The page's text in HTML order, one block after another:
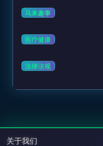
马来趣事
医疗健康
法律法规
关于我们